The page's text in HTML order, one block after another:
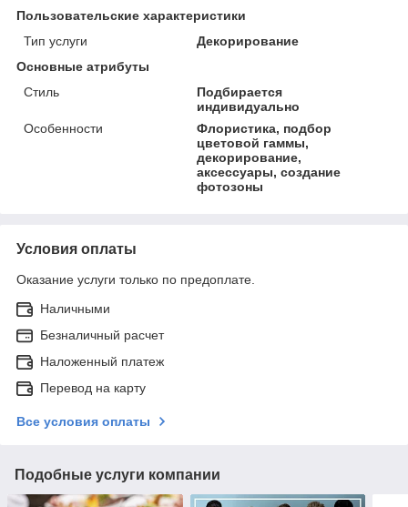
Пользовательские характеристики
Тип услуги
Декорирование
Основные атрибуты
Стиль
Подбирается
индивидуально
Особенности
Флористика, подбор
цветовой гаммы,
декорирование,
аксессуары, создание
фотозоны
Условия оплаты
Оказание услуги только по предоплате.
Наличными
Безналичный расчет
Наложенный платеж
Перевод на карту
Все условия оплаты
Подобные услуги компании